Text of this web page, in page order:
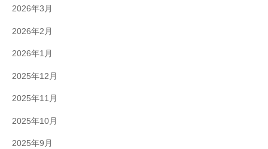
2026年3月
2026年2月
2026年1月
2025年12月
2025年11月
2025年10月
2025年9月